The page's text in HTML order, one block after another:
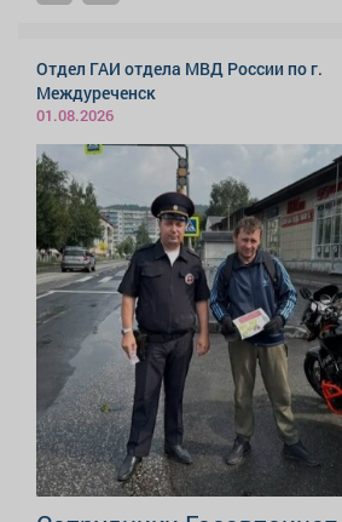
Отдел ГАИ отдела МВД России по г.
Междуреченск
01.08.2026